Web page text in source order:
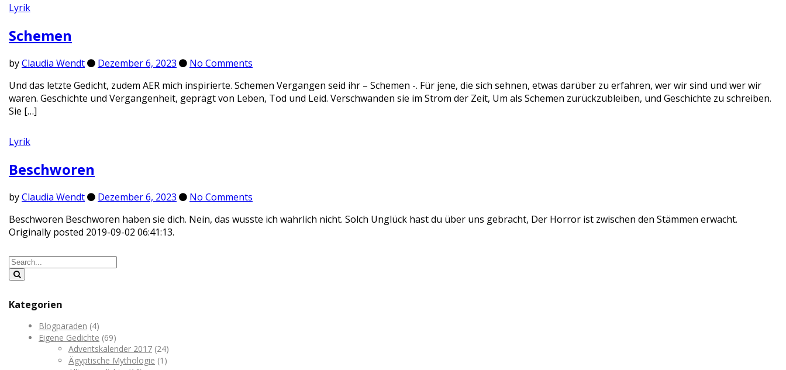
Lyrik
Schemen
byClaudia Wendt Dezember 6, 2023
No Comments
Und das letzte Gedicht, zudem AER mich inspirierte. Schemen Vergangen seid ihr – Schemen -. Für jene, die sich sehnen, etwas darüber zu erfahren, wer wir sind und wer wir
waren. Geschichte und Vergangenheit, geprägt von Leben, Tod und Leid. Verschwanden sie im Strom der Zeit, Um als Schemen zurückzubleiben, und Geschichte zu schreiben.
Sie […]
Lyrik
Beschworen
byClaudia Wendt Dezember 6, 2023
No Comments
Beschworen Beschworen haben sie dich. Nein, das wusste ich wahrlich nicht. Solch Unglück hast du über uns gebracht, Der Horror ist zwischen den Stämmen erwacht.
Originally posted 2019-09-02 06:41:13.
Kategorien
Blogparaden (4)
Eigene Gedichte (69)
Adventskalender 2017 (24)
Ägyptische Mythologie (1)